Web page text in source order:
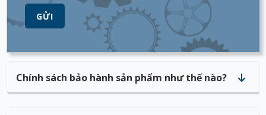
GỬI
Chính sách bảo hành sản phẩm như thế nào?